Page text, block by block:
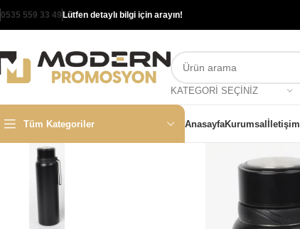
0535 559 33 49 Lütfen detaylı bilgi için arayın!
KATEGORI SEÇINIZ
Tüm Kategoriler AnasayfaKurumsalİletişim